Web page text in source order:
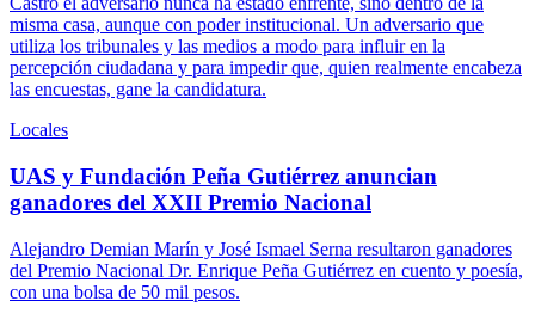
misma casa, aunque con poder institucional. Un adversario que
utiliza los tribunales y las medios a modo para influir en la
percepción ciudadana y para impedir que, quien realmente encabeza
las encuestas, gane la candidatura.
Locales
UAS y Fundación Peña Gutiérrez anuncian
ganadores del XXII Premio Nacional
Alejandro Demian Marín y José Ismael Serna resultaron ganadores
del Premio Nacional Dr. Enrique Peña Gutiérrez en cuento y poesía,
con una bolsa de 50 mil pesos.